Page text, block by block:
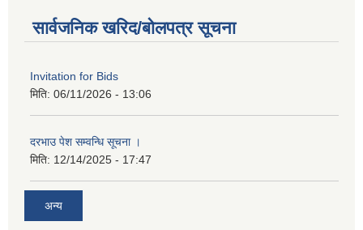
सार्वजनिक खरिद/बोलपत्र सूचना
Invitation for Bids
मिति: 06/11/2026 - 13:06
दरभाउ पेश सम्वन्धि सूचना ।
मिति: 12/14/2025 - 17:47
अन्य